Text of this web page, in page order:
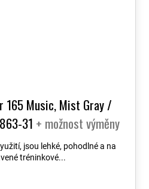
165 Music, Mist Gray /
31 + možnost výměny
90 dníjsou lehké, pohodlné a na
tréninkové...